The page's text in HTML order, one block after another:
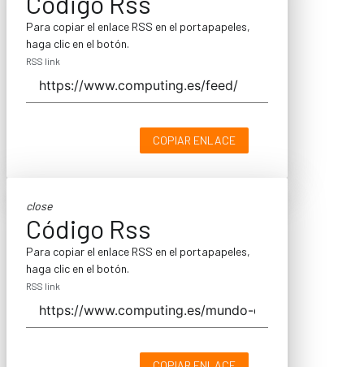
Para copiar el enlace RSS en el portapapeles,
haga clic en el botón.
RSS link
COPIAR ENLACE
close
Código Rss
Para copiar el enlace RSS en el portapapeles,
haga clic en el botón.
RSS link